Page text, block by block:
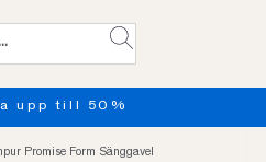
50%
Promise Form Sänggavel